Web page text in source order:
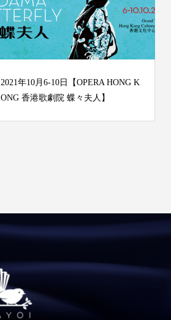
2021年10月6-10日【OPERA HONG K
ONG 香港歌劇院 蝶々夫人】